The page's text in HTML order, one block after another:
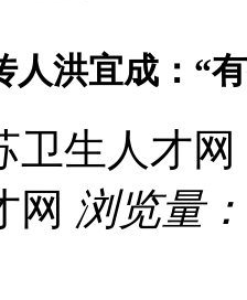
人洪宜成：“
卫生人才网
网 浏览量：